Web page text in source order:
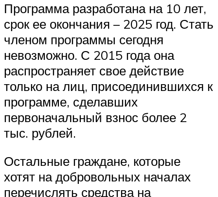
Программа разработана на 10 лет,
срок ее окончания – 2025 год. Стать
членом программы сегодня
невозможно. С 2015 года она
распространяет свое действие
только на лиц, присоединившихся к
программе, сделавших
первоначальный взнос более 2
тыс. рублей.
Остальные граждане, которые
хотят на добровольных началах
перечислять средства на